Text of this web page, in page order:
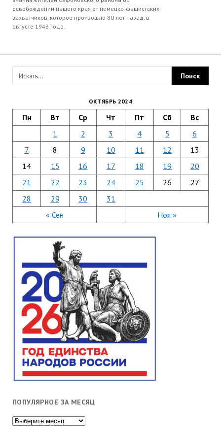
освобождении нашего края от немецко-фашистских
захватчиков, которое произошло 80 лет назад, в
августе 1943 года.
ОКТЯБРЬ 2024
Пн Вт Ср Чт Пт Сб Вс
« Сен Ноя »
1 2 3 4 5
6
7
8 9 10 11 12
13
14
15 16 17 18 19
20
21
22 23 24 25 26
27
28
29 30 31
ПОПУЛЯРНОЕ ЗА МЕСЯЦ
Популярное